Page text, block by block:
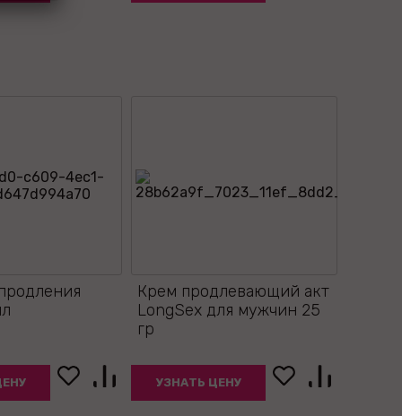
Крем продлевающий акт
LongSex для мужчин 25
гр
УЗНАТЬ ЦЕНУ